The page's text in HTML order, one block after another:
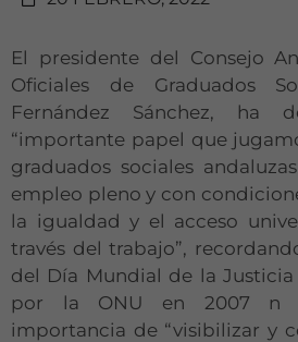
El presidente del Consejo
Oficiales de Graduados
Fernández Sánchez, ha
“importante papel que
graduados sociales
empleo pleno y con
la igualdad y el acceso
través del trabajo”,
del Día Mundial de la
por la ONU en 2007 n
importancia de “visibilizar y